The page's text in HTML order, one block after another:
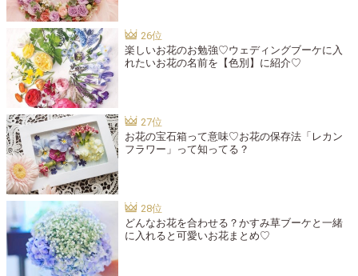
楽しいお花のお勉強♡ウェディングブーケに入
れたいお花の名前を【色別】に紹介♡
お花の宝石箱って意味♡お花の保存法「レカン
フラワー」って知ってる？
どんなお花を合わせる？かすみ草ブーケと一緒
に入れると可愛いお花まとめ♡